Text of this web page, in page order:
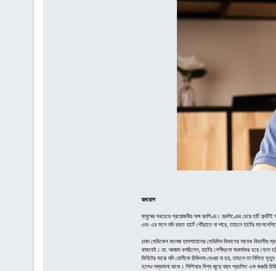
হৃদরোগ
মানুষের সবচেয়ে প্রয়োজনীয় অঙ্গ হৃৎপিণ্ড। হৃদপিণ্ডের চেয়ে হার্ট
এবং এর ফলে যদি রক্ত হার্টে পৌঁছাতে না পারে, তাহলে হার্টের
ঢাকা মেডিকেল কলেজ হাসপাতালের মে‌ডি‌সিন বিভাগের সাবেক
থাকবেই। ডা. আজাদ বলছিলেন, হার্টের পেশীগুলো অকার্যকর হয়ে গেলে
মিনিটের মাঝে যদি রোগীকে চিকিৎসা দেওয়া না হয়, তাহলে তা নিশ্চিত
হলেও সম্ভাবনা থাকে। সিপিআর বিশ্ব জুড়ে বহুল প্রচলিত এক জরুরি